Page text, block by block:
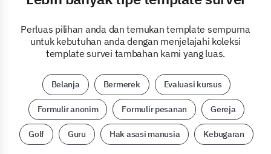
Perluas pilihan anda dan temukan template sempurna
untuk kebutuhan anda dengan menjelajahi koleksi
template survei tambahan kami yang luas.
Belanja Bermerek Evaluasi kursus
Formulir anonim Formulir pesanan Gereja
Golf Guru Hak asasi manusia Kebugaran